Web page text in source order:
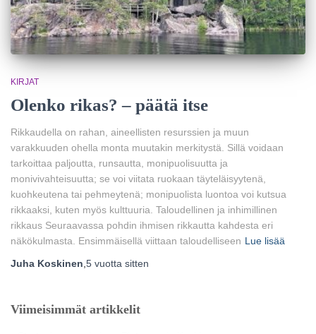
KIRJAT
Olenko rikas? – päätä itse
Rikkaudella on rahan, aineellisten resurssien ja muun
varakkuuden ohella monta muutakin merkitystä. Sillä voidaan
tarkoittaa paljoutta, runsautta, monipuolisuutta ja
monivivahteisuutta; se voi viitata ruokaan täyteläisyytenä,
kuohkeutena tai pehmeytenä; monipuolista luontoa voi kutsua
rikkaaksi, kuten myös kulttuuria. Taloudellinen ja inhimillinen
rikkaus Seuraavassa pohdin ihmisen rikkautta kahdesta eri
näkökulmasta. Ensimmäisellä viittaan taloudelliseen Lue lisää
Juha Koskinen 5 vuotta sitten
Viimeisimmät artikkelit